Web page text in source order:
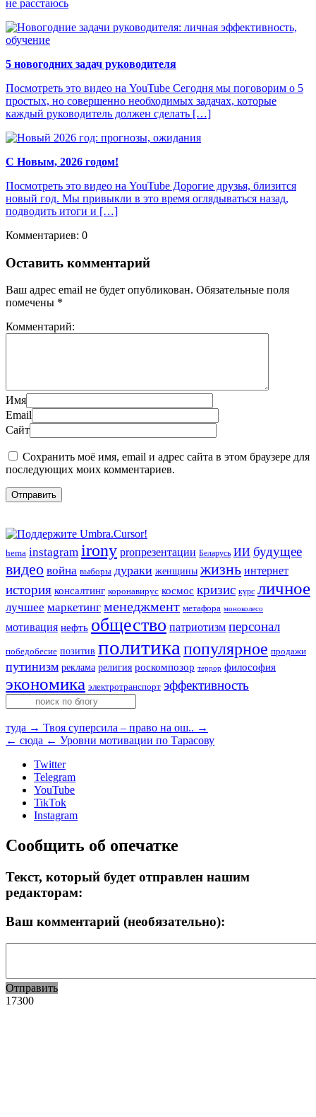
не расстаюсь
5 новогодних задач руководителя
Посмотреть это видео на YouTube Сегодня мы поговорим о 5
простых, но совершенно необходимых задачах, которые
каждый руководитель должен сделать […]
С Новым, 2026 годом!
Посмотреть это видео на YouTube Дорогие друзья, близится
новый год. Мы привыкли в это время оглядываться назад,
подводить итоги и […]
Комментариев: 0
Оставить комментарий
Ваш адрес email не будет опубликован. Обязательные поля
помечены *
Комментарий:
Имя
Email
Сайт
Сохранить моё имя, email и адрес сайта в этом браузере для
последующих моих комментариев.
hema instagram irony proпрезентации Беларусь ИИ будущее
видео война выборы дураки женщины жизнь интернет
история консалтинг коронавирус космос кризис курс личное
лучшее маркетинг менеджмент метафора моноколесо
мотивация нефть общество патриотизм персонал
победобесие позитив политика популярное продажи
путинизм реклама религия роскомпозор террор философия
экономика электротранспорт эффективность
туда → Твоя суперсила – право на ош.. →
← сюда ← Уровни мотивации по Тарасову
Twitter
Telegram
YouTube
TikTok
Instagram
Сообщить об опечатке
Текст, который будет отправлен нашим
редакторам:
Ваш комментарий (необязательно):
Отправить
17300